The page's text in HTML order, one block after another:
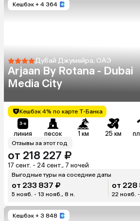
Кешбэк + 4 364
Дубай Джумейра, ОАЭ
Arjaan By Rotana - Dubai
Media City
Кешбэк 4% по карте Т-Банка
линия песок 1 км 25 км
Отзывы за этот год
от 218 227 ₽
17 сент. - 24 сент., 7 ночей
Выгодные туры на соседние даты
от 233 837 ₽
5 нояб. - 13 нояб., 8 н.
от 228
22 нояб.
Кешбэк + 3 848